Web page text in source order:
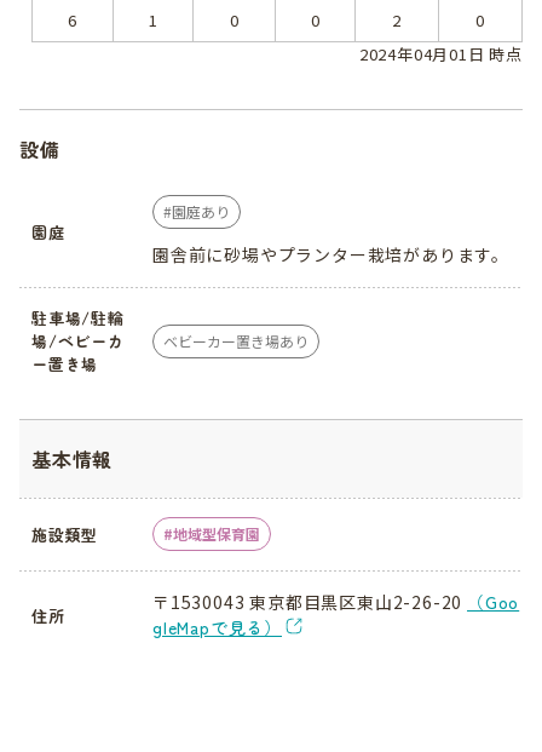
6 1 0 0 2
0
2024年04月01日 時点
設備
園庭
園庭あり
園舎前に砂場やプランター栽培があります。
駐車場/駐輪
場/ベビーカ
ー置き場
ベビーカー置き場あり
基本情報
施設類型 地域型保育園
住所
〒1530043 東京都目黒区東山2-26-20
（Goo
gleMapで見る）